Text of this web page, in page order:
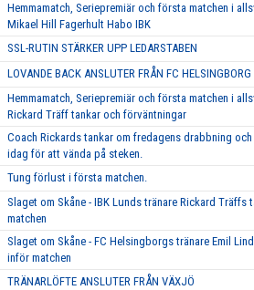
Hemmamatch, Seriepremiär och första matchen i
Mikael Hill Fagerhult Habo IBK
SSL-RUTIN STÄRKER UPP LEDARSTABEN
LOVANDE BACK ANSLUTER FRÅN FC HELSINGBORG
Hemmamatch, Seriepremiär och första matchen i
Rickard Träff tankar och förväntningar
Coach Rickards tankar om fredagens drabbning
idag för att vända på steken.
Tung förlust i första matchen.
Slaget om Skåne - IBK Lunds tränare Rickard Träffs
matchen
Slaget om Skåne - FC Helsingborgs tränare Emil
inför matchen
TRÄNARLÖFTE ANSLUTER FRÅN VÄXJÖ